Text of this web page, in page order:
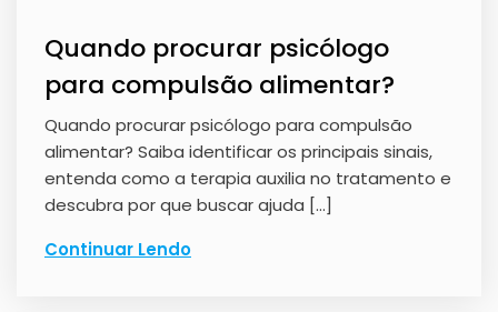
Quando procurar psicólogo
para compulsão alimentar?
Quando procurar psicólogo para compulsão
alimentar? Saiba identificar os principais sinais,
entenda como a terapia auxilia no tratamento e
descubra por que buscar ajuda […]
Continuar Lendo